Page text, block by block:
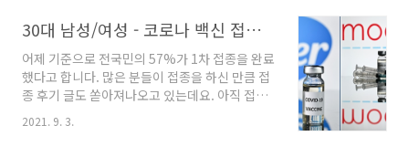
높았는데요. 당시 모더나 백신..
다. 제가 블로그 검색해보니 정말 많은 코로나 백
신 접종 후기가 있더라구요. 그걸 다 찾아보는 것
도 일이더군요. 하지만 우리의 시간은 소중하니
까. 제가 다 읽어 보고 총정리 했습니다. 40대 남
자/여자 코로나 백신 접종후기 종합 총정리 40대
남성/여성 화이자, 모더나 백신 접종 후기
30대 남성/여성 - 코로나 백신 접종후기 총정리
어제 기준으로 전국민의 57%가 1차 접종을 완료
했다고 합니다. 많은 분들이 접종을 하신 만큼 접
종 후기 글도 쏟아져나오고 있는데요. 아직 접종
접종을 하셨는데 다른 분들은 어떤 후유증이 있
2021. 9. 3.